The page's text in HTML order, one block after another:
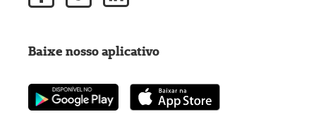
Baixe nosso aplicativo